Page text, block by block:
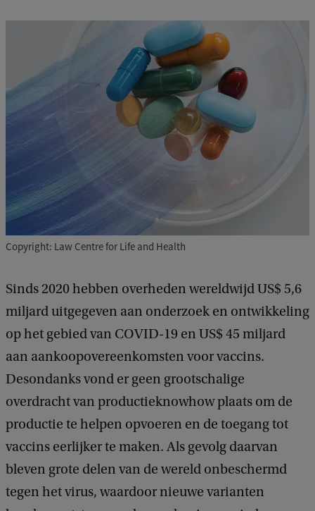
Copyright: Law Centre for Life and Health
Sinds 2020 hebben overheden wereldwijd US$ 5,6
miljard uitgegeven aan onderzoek en ontwikkeling
op het gebied van COVID-19 en US$ 45 miljard
aan aankoopovereenkomsten voor vaccins.
Desondanks vond er geen grootschalige
overdracht van productieknowhow plaats om de
productie te helpen opvoeren en de toegang tot
vaccins eerlijker te maken. Als gevolg daarvan
bleven grote delen van de wereld onbeschermd
tegen het virus, waardoor nieuwe varianten